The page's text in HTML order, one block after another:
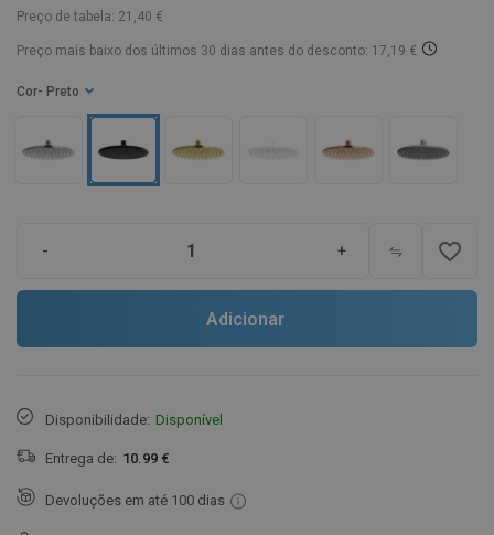
Preço de tabela: 21,40 €
Preço mais baixo dos últimos 30 dias antes do desconto: 17,19 €
Cor - Preto
- + favorite_border
Adicionar
Disponibilidade: Disponível
Entrega de: 10.99 €
Devoluções em até 100 dias